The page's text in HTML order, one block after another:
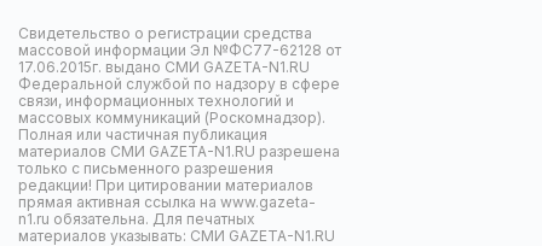
Свидетельство о регистрации средства
массовой информации Эл №ФС77-62128 от
17.06.2015г. выдано СМИ GAZETA-N1.RU
Федеральной службой по надзору в сфере
связи, информационных технологий и
массовых коммуникаций (Роскомнадзор).
Полная или частичная публикация
материалов СМИ GAZETA-N1.RU разрешена
только с письменного разрешения
редакции! При цитировании материалов
прямая активная ссылка на www.gazeta-
n1.ru обязательна. Для печатных
материалов указывать: СМИ GAZETA-N1.RU